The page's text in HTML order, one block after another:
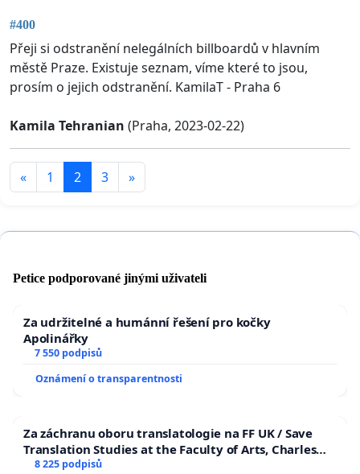
#400
Přeji si odstranění nelegálních billboardů v hlavním
městě Praze. Existuje seznam, víme které to jsou,
prosím o jejich odstranění. KamilaT - Praha 6
Kamila Tehranian (Praha, 2023-02-22)
« 1 2 3 »
Petice podporované jinými uživateli
Za udržitelné a humánní řešení pro kočky
Apolinářky
7 550 podpisů
Oznámení o transparentnosti
Za záchranu oboru translatologie na FF UK / Save
Translation Studies at the Faculty of Arts, Charles
University
8 225 podpisů